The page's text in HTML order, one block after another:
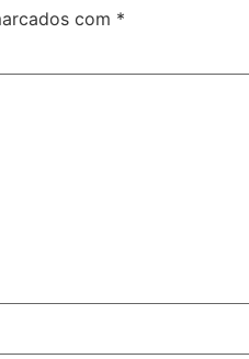
com *